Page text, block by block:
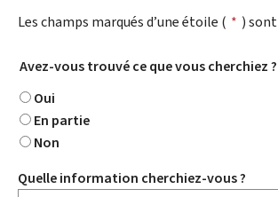
Les champs marqués d’une étoile ( * ) sont
Avez-vous trouvé ce que vous cherchiez ?
Oui
En partie
Non
Quelle information cherchiez-vous ?